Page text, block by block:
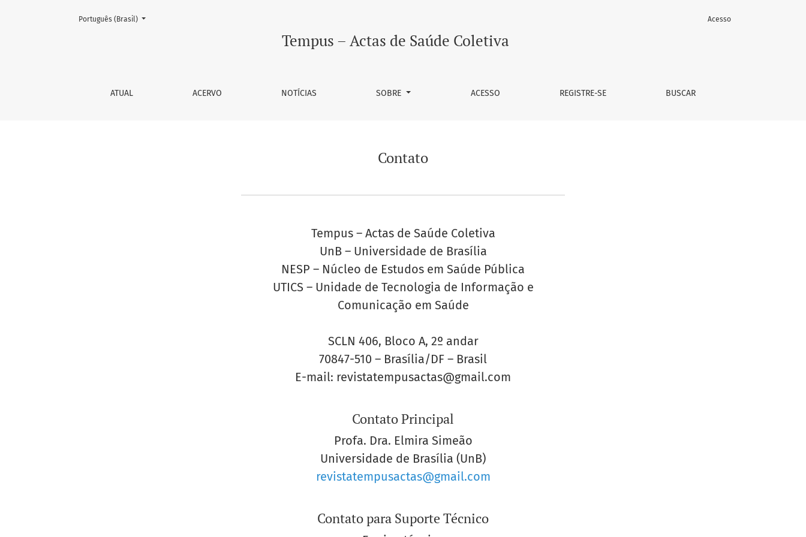
Contato
Tempus – Actas de Saúde Coletiva
ATUAL ACERVO NOTÍCIAS SOBRE ACESSO REGISTRE-SE BUSCAR
Acesso
Mudar o idioma. O atual é:
Português (Brasil)
Contato
Tempus – Actas de Saúde Coletiva
UnB – Universidade de Brasília
NESP – Núcleo de Estudos em Saúde Pública
UTICS – Unidade de Tecnologia de Informação e
Comunicação em Saúde
SCLN 406, Bloco A, 2º andar
70847-510 – Brasília/DF – Brasil
E-mail: revistatempusactas@gmail.com
Contato Principal
Profa. Dra. Elmira Simeão
Universidade de Brasília (UnB)
revistatempusactas@gmail.com
Contato para Suporte Técnico